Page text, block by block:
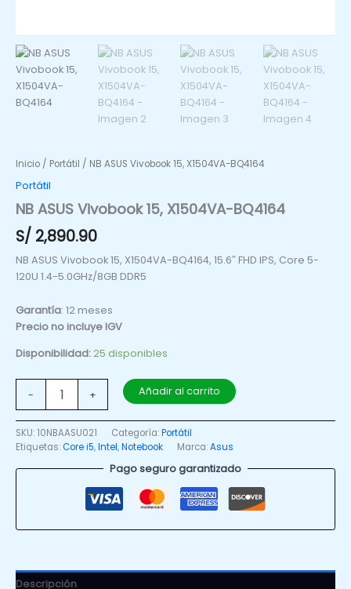
Inicio / Portátil / NB ASUS Vivobook 15, X1504VA-BQ4164
Portátil
NB ASUS Vivobook 15, X1504VA-BQ4164
S/ 2,890.90
NB ASUS Vivobook 15, X1504VA-BQ4164, 15.6″ FHD IPS, Core 5-
120U 1.4-5.0GHz/8GB DDR5
Garantía: 12 meses
Precio no incluye IGV
Disponibilidad:25 disponibles
- + Añadir al carrito
SKU:10NBAASU021 Categoría:Portátil
Etiquetas: Core i5,Intel,Notebook Marca:Asus
Pago seguro garantizado
Descripción